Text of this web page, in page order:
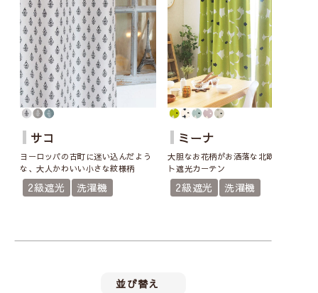
サコ
ヨーロッパの古町に迷い込んだよう
な、大人かわいい小さな紋様柄
2級遮光 洗濯機
ミーナ
大胆なお花柄がお洒落な北欧テイス
ト遮光カーテン
2級遮光 洗濯機
並び替え